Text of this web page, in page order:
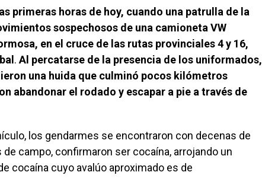
primeras horas de hoy, cuando una patrulla de la
sospechosos de una camioneta VW
en el cruce de las rutas provinciales 4 y 16,
. Al percatarse de la presencia de los uniformados,
una huida que culminó pocos kilómetros
abandonar el rodado y escapar a pie a través de
los gendarmes se encontraron con decenas de
campo, confirmaron ser cocaína, arrojando un
cocaína cuyo avalúo aproximado es de